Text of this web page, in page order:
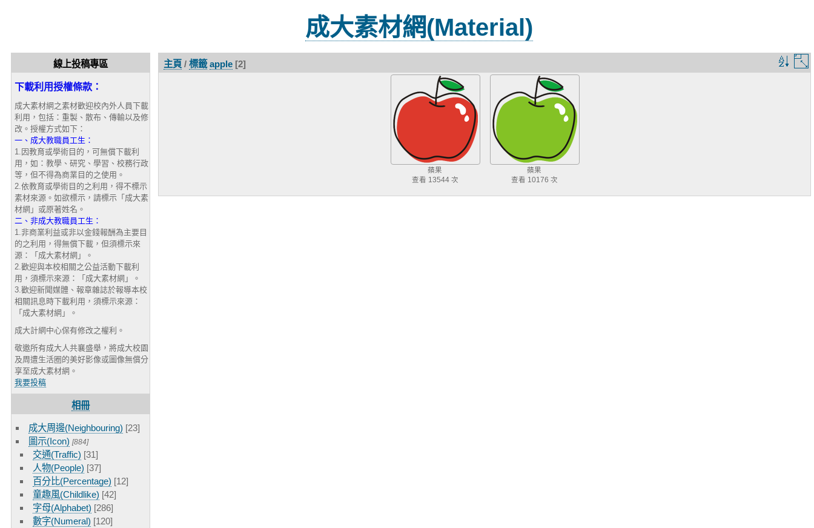
成大素材網(Material)
線上投稿專區
下載利用授權條款：
成大素材網之素材歡迎校內外人員下載
利用，包括：重製、散布、傳輸以及修
改。授權方式如下：
一、成大教職員工生：
1.因教育或學術目的，可無償下載利
用，如：教學、研究、學習、校務行政
等，但不得為商業目的之使用。
2.依教育或學術目的之利用，得不標示
素材來源。如欲標示，請標示「成大素
材網」或原著姓名。
二、非成大教職員工生：
1.非商業利益或非以金錢報酬為主要目
的之利用，得無償下載，但須標示來
源：「成大素材網」。
2.歡迎與本校相關之公益活動下載利
用，須標示來源：「成大素材網」。
3.歡迎新聞媒體、報章雜誌於報導本校
相關訊息時下載利用，須標示來源：
「成大素材網」。
成大計網中心保有修改之權利。
敬邀所有成大人共襄盛舉，將成大校園
及周遭生活圈的美好影像或圖像無償分
享至成大素材網。
我要投稿
相冊
成大周邊(Neighbouring) [23]
圖示(Icon) [884]
交通(Traffic) [31]
人物(People) [37]
百分比(Percentage) [12]
童趣風(Childlike) [42]
字母(Alphabet) [286]
數字(Numeral) [120]
排
序
主頁 / 標籤 apple[2]
蘋果
查看 13544 次
蘋果
查看 10176 次